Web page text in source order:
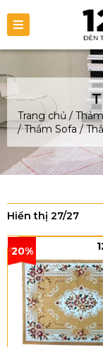
Trang chủ /
/Thảm Sofa /
Hiển thị 27/27
20%